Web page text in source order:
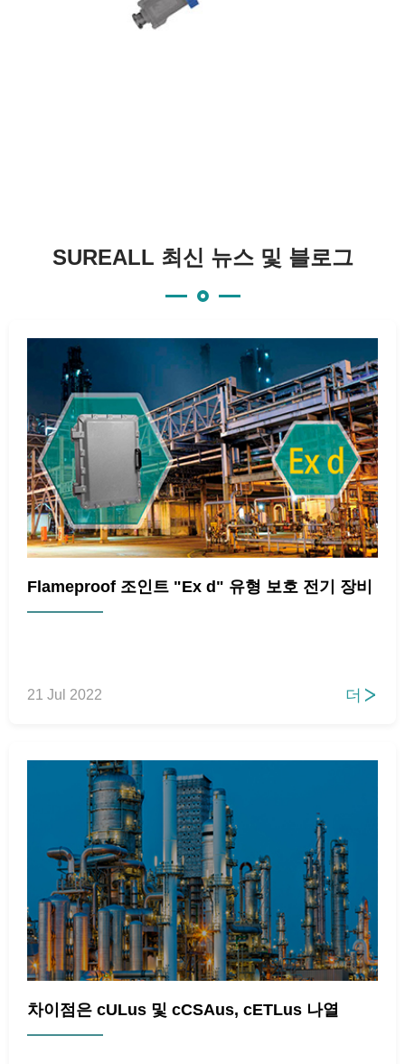
SUREALL 최신 뉴스 및 블로그
Flameproof 조인트 "Ex d" 유형 보호 전기 장비
21 Jul 2022 더 
차이점은 cULus 및 cCSAus, cETLus 나열